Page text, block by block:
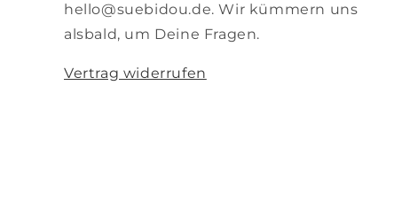
hello@suebidou.de. Wir kümmern uns
alsbald, um Deine Fragen.
Vertrag widerrufen